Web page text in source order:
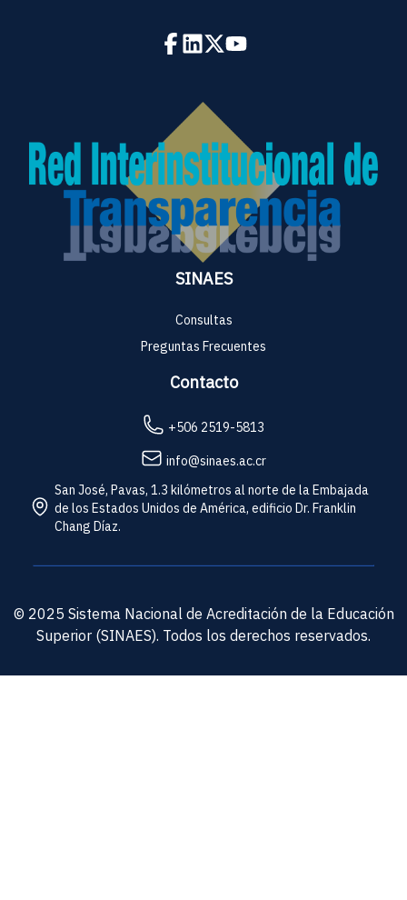
SINAES
Consultas
Preguntas Frecuentes
Contacto
+506 2519-5813
info@sinaes.ac.cr
San José, Pavas, 1.3 kilómetros al norte de la Embajada
de los Estados Unidos de América, edificio Dr. Franklin
Chang Díaz.
© 2025 Sistema Nacional de Acreditación de la Educación
Superior (SINAES). Todos los derechos reservados.